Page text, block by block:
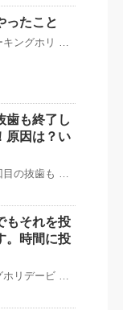
ったこと
キングホリ …
歯も終了し
原因は？い
目の抜歯も …
もそれを投
。時間に投
ホリデービ …